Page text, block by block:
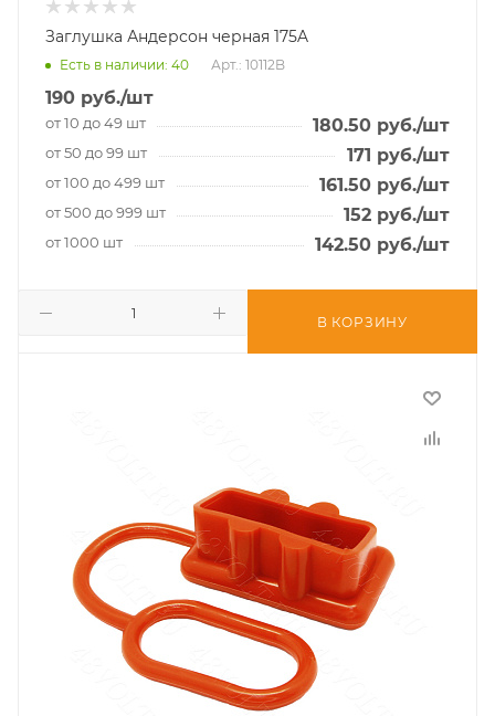
Заглушка Андерсон черная 175A
Есть в наличии: 40 Арт.: 10112B
190 руб./шт
от 10 до 49 шт 180.50 руб./шт
от 50 до 99 шт 171 руб./шт
от 100 до 499 шт 161.50 руб./шт
от 500 до 999 шт 152 руб./шт
от 1000 шт 142.50 руб./шт
В КОРЗИНУ